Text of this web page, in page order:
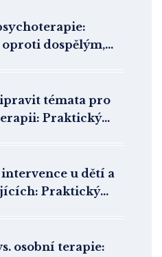
dospělým,
témata pro
Praktický
u dětí a
Praktický
osobní terapie: